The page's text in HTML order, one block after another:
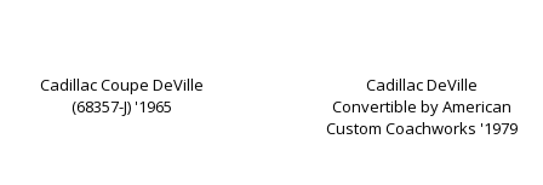
Cadillac Coupe DeVille
(68357-J) '1965
Cadillac DeVille
Convertible by American
Custom Coachworks '1979